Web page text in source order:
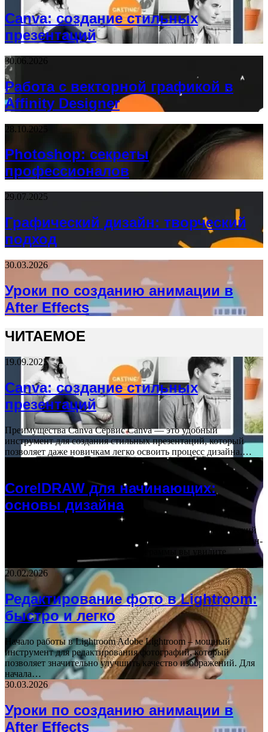
Canva: создание стильных
презентаций
30.06.2026
Работа с векторной графикой в
Affinity Designer
28.10.2025
Photoshop: секреты
профессионалов
29.07.2025
Графический дизайн: творческий
подход
30.03.2026
Уроки по созданию анимации в
After Effects
ЧИТАЕМОЕ
19.09.2025
Canva: создание стильных
презентаций
Преимущества Canva Сервис Canva — это удобный
инструмент для создания стильных презентаций, который
позволяет даже новичкам легко освоить процесс дизайна.…
CorelDRAW для начинающих:
основы дизайна
Основы интерфейса CorelDRAW – это мощный графический
редактор, который позволяет создавать разнообразные дизайн-
проекты. При первом запуске программы вы увидите
20.02.2026
Редактирование фото в Lightroom:
быстро и легко
Начало работы в Lightroom Adobe Lightroom – мощный
инструмент для редактирования фотографий, который
позволяет значительно улучшить качество изображений. Для
начала…
30.03.2026
Уроки по созданию анимации в
After Effects